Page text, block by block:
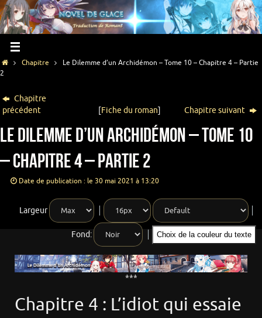
Chapitre
Le Dilemme d’un Archidémon – Tome 10 – Chapitre 4 – Partie
2
Chapitre
précédent
[Fiche du roman] Chapitre suivant
Le Dilemme d’un Archidémon – Tome 10
– Chapitre 4 – Partie 2
Date de publication : le 30 mai 2021 à 13:20
Largeur
Fond: Choix de la couleur du texte
***
Chapitre 4 : L’idiot qui essaie